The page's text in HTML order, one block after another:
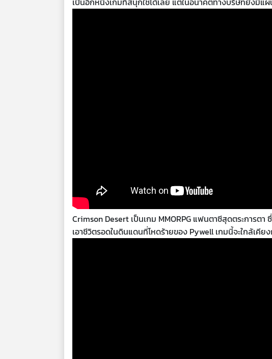
Crimson Desert เป็นเกม MMORPG แฟนตาซีสุดตระการต
เอาชีวิตรอดในดินแดนที่โหดร้ายของ Pywell เกมนี้จะใกล้เคีย